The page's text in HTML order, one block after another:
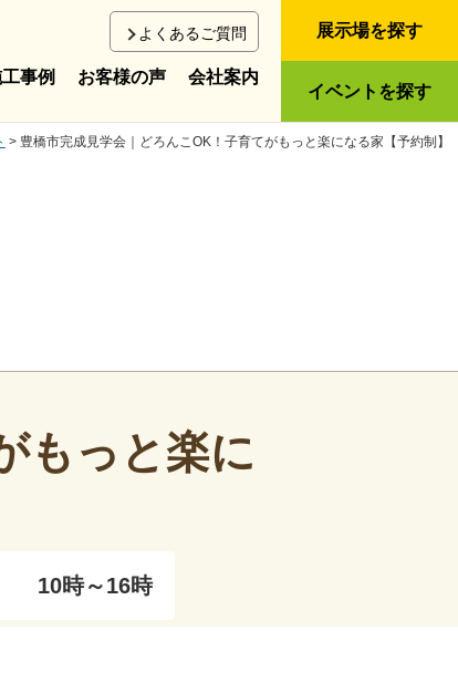
よくあるご質問
事例 お客様の声 会社案内
展示場を探す
イベントを探す
> 豊橋市完成見学会｜どろんこOK！子育てがもっと楽になる家【予約制】
もっと楽に
10時～16時